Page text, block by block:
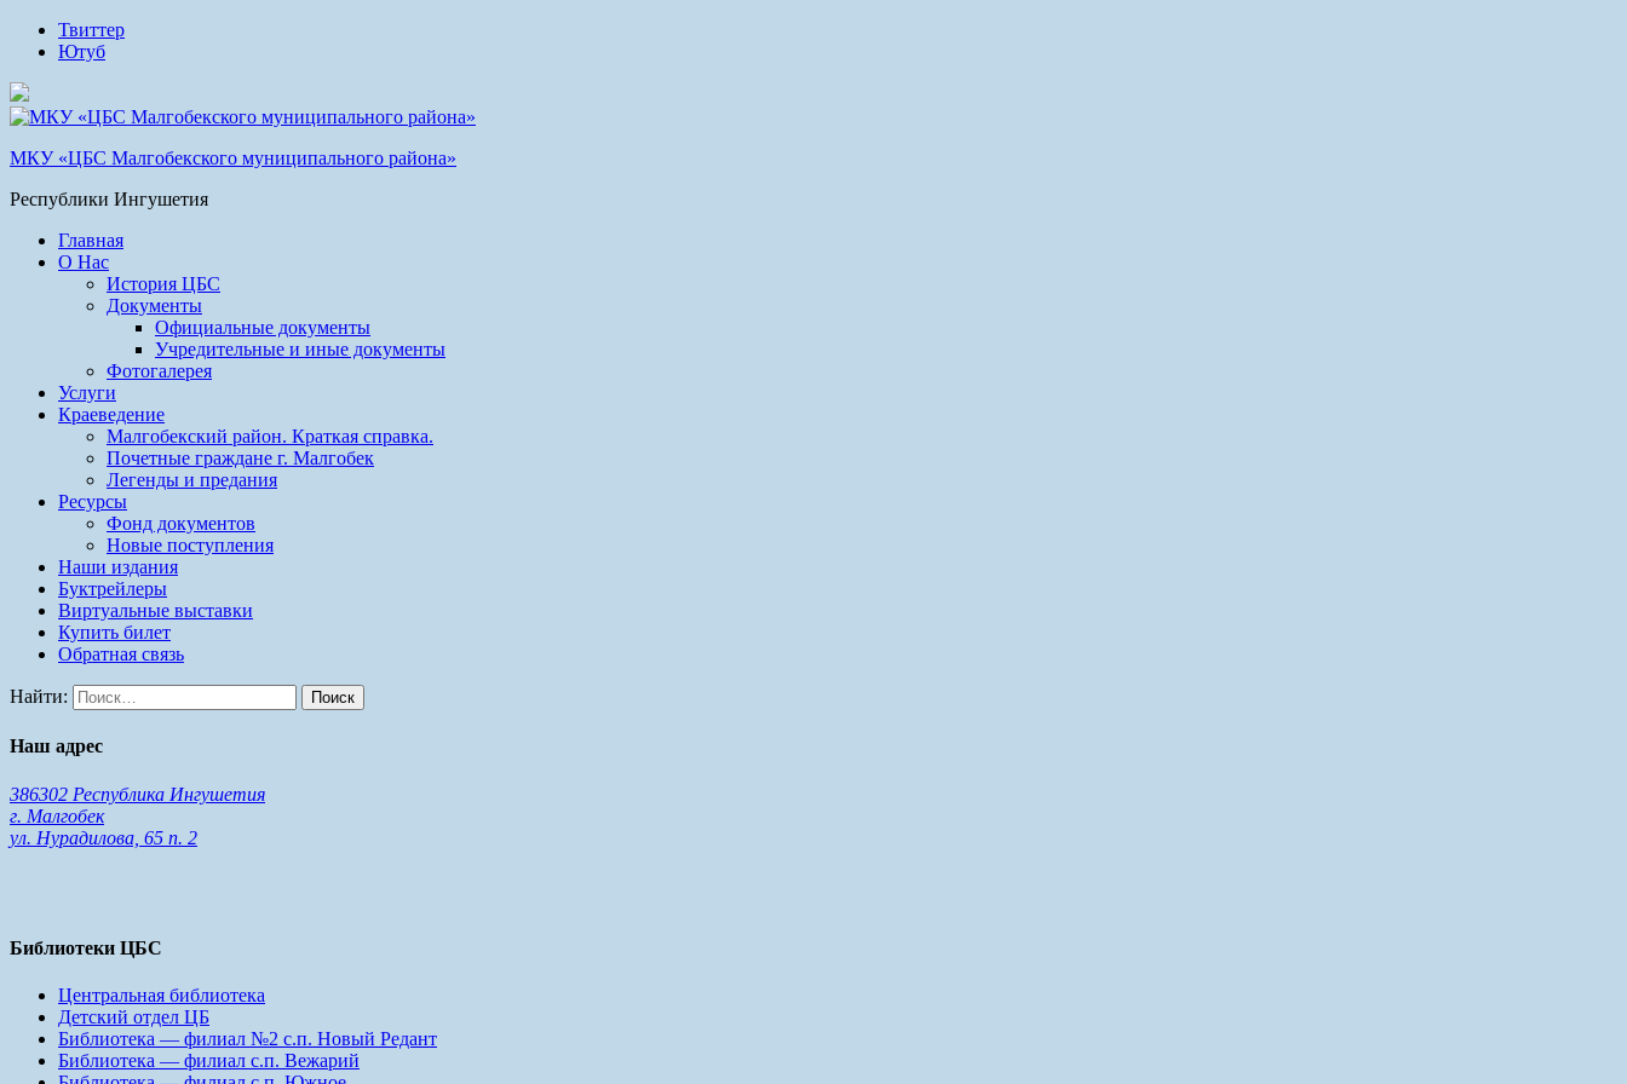
Твиттер
Ютуб
МКУ «ЦБС Малгобекского муниципального района»
Республики Ингушетия
Главная
О Нас
История ЦБС
Документы
Официальные документы
Учредительные и иные документы
Фотогалерея
Услуги
Краеведение
Малгобекский район. Краткая справка.
Почетные граждане г. Малгобек
Легенды и предания
Ресурсы
Фонд документов
Новые поступления
Наши издания
Буктрейлеры
Виртуальные выставки
Купить билет
Обратная связь
Найти:
Наш адрес
386302 Республика Ингушетия
г. Малгобек
ул. Нурадилова, 65 п. 2
Библиотеки ЦБС
Центральная библиотека
Детский отдел ЦБ
Библиотека — филиал №2 с.п. Новый Редант
Библиотека — филиал с.п. Вежарий